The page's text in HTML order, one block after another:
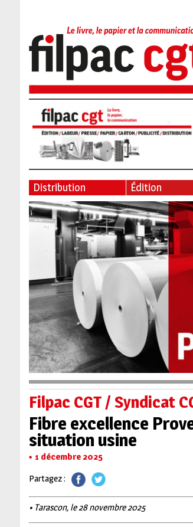
Distribution Édition
Filpac CGT / Syndicat
Fibre excellence
situation usine
1 décembre 2025
Partagez :
• Tarascon, le 28 novembre 2025